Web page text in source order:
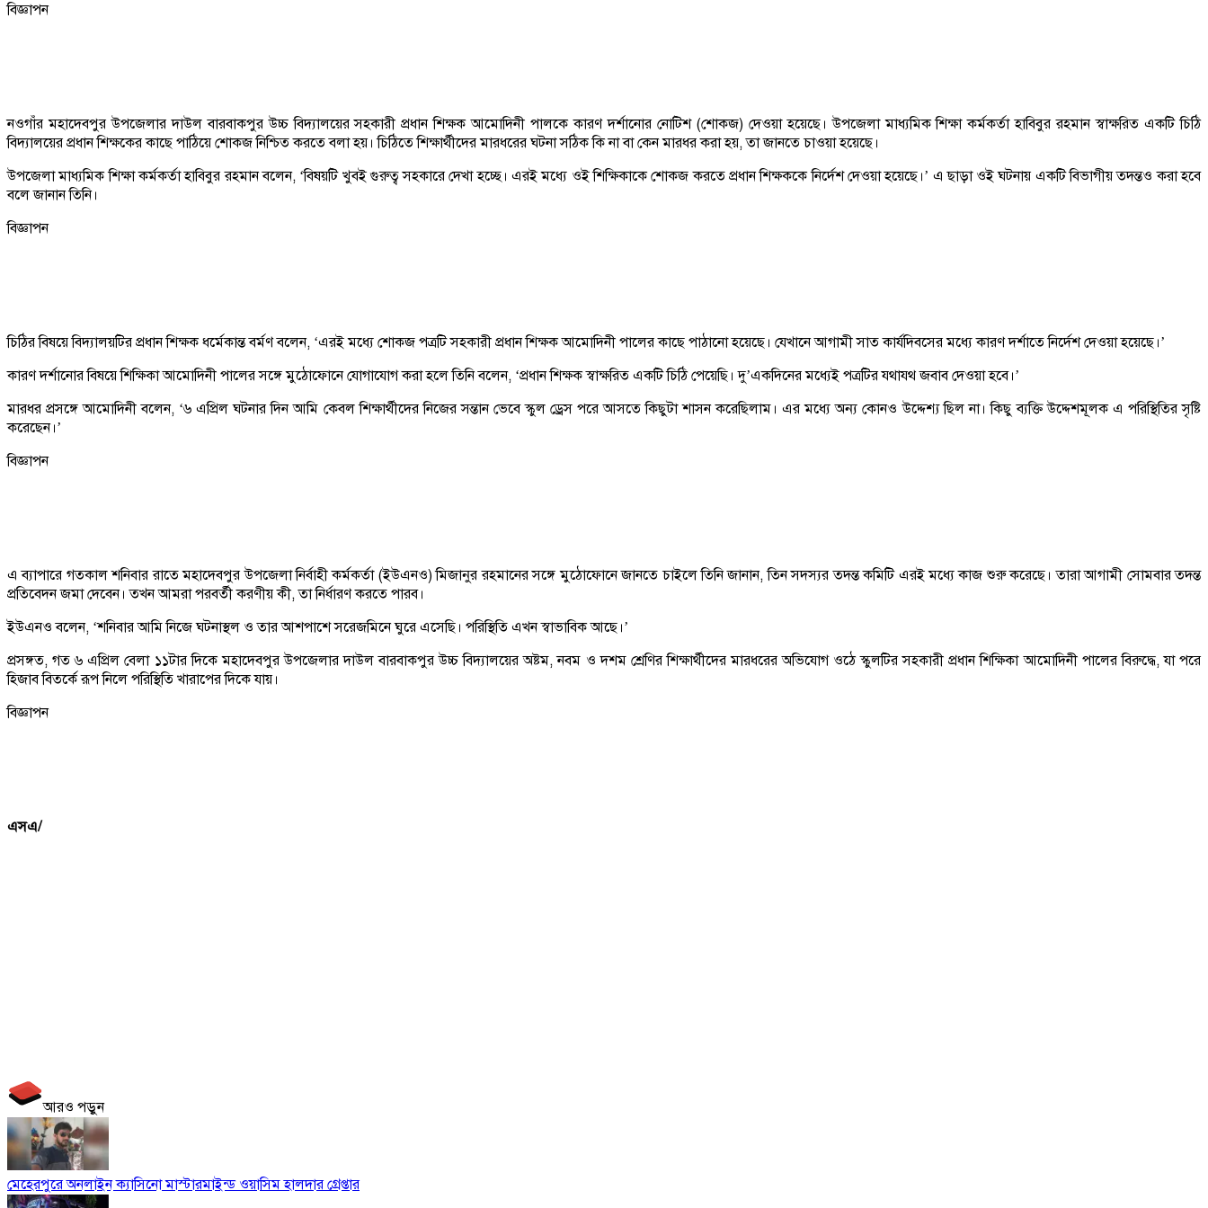
বিজ্ঞাপন
নওগাঁর মহাদেবপুর উপজেলার দাউল বারবাকপুর উচ্চ বিদ্যালয়ের সহকারী প্রধান শিক্ষক আমোদিনী পালকে কারণ দর্শানোর নোটিশ (শোকজ) দেওয়া হয়েছে। উপজেলা মাধ্যমিক শিক্ষা কর্মকর্তা হাবিবুর রহমান স্বাক্ষরিত একটি চিঠি
বিদ্যালয়ের প্রধান শিক্ষকের কাছে পাঠিয়ে শোকজ নিশ্চিত করতে বলা হয়। চিঠিতে শিক্ষার্থীদের মারধরের ঘটনা সঠিক কি না বা কেন মারধর করা হয়, তা জানতে চাওয়া হয়েছে।
উপজেলা মাধ্যমিক শিক্ষা কর্মকর্তা হাবিবুর রহমান বলেন, ‘বিষয়টি খুবই গুরুত্ব সহকারে দেখা হচ্ছে। এরই মধ্যে ওই শিক্ষিকাকে শোকজ করতে প্রধান শিক্ষককে নির্দেশ দেওয়া হয়েছে।’ এ ছাড়া ওই ঘটনায় একটি বিভাগীয় তদন্তও করা হবে
বলে জানান তিনি।
বিজ্ঞাপন
চিঠির বিষয়ে বিদ্যালয়টির প্রধান শিক্ষক ধর্মেকান্ত বর্মণ বলেন, ‘এরই মধ্যে শোকজ পত্রটি সহকারী প্রধান শিক্ষক আমোদিনী পালের কাছে পাঠানো হয়েছে। যেখানে আগামী সাত কার্যদিবসের মধ্যে কারণ দর্শাতে নির্দেশ দেওয়া হয়েছে।’
কারণ দর্শানোর বিষয়ে শিক্ষিকা আমোদিনী পালের সঙ্গে মুঠোফোনে যোগাযোগ করা হলে তিনি বলেন, ‘প্রধান শিক্ষক স্বাক্ষরিত একটি চিঠি পেয়েছি। দু’একদিনের মধ্যেই পত্রটির যথাযথ জবাব দেওয়া হবে।’
মারধর প্রসঙ্গে আমোদিনী বলেন, ‘৬ এপ্রিল ঘটনার দিন আমি কেবল শিক্ষার্থীদের নিজের সন্তান ভেবে স্কুল ড্রেস পরে আসতে কিছুটা শাসন করেছিলাম। এর মধ্যে অন্য কোনও উদ্দেশ্য ছিল না। কিছু ব্যক্তি উদ্দেশমূলক এ পরিস্থিতির সৃষ্টি
করেছেন।’
বিজ্ঞাপন
এ ব্যাপারে গতকাল শনিবার রাতে মহাদেবপুর উপজেলা নির্বাহী কর্মকর্তা (ইউএনও) মিজানুর রহমানের সঙ্গে মুঠোফোনে জানতে চাইলে তিনি জানান, তিন সদস্যর তদন্ত কমিটি এরই মধ্যে কাজ শুরু করেছে। তারা আগামী সোমবার তদন্ত
প্রতিবেদন জমা দেবেন। তখন আমরা পরবর্তী করণীয় কী, তা নির্ধারণ করতে পারব।
ইউএনও বলেন, ‘শনিবার আমি নিজে ঘটনাস্থল ও তার আশপাশে সরেজমিনে ঘুরে এসেছি। পরিস্থিতি এখন স্বাভাবিক আছে।’
প্রসঙ্গত, গত ৬ এপ্রিল বেলা ১১টার দিকে মহাদেবপুর উপজেলার দাউল বারবাকপুর উচ্চ বিদ্যালয়ের অষ্টম, নবম ও দশম শ্রেণির শিক্ষার্থীদের মারধরের অভিযোগ ওঠে স্কুলটির সহকারী প্রধান শিক্ষিকা আমোদিনী পালের বিরুদ্ধে, যা পরে
হিজাব বিতর্কে রূপ নিলে পরিস্থিতি খারাপের দিকে যায়।
বিজ্ঞাপন
এসএ/
আরও পড়ুন
মেহেরপুরে অনলাইন ক্যাসিনো মাস্টারমাইন্ড ওয়াসিম হালদার গ্রেপ্তার